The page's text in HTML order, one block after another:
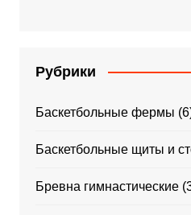
Рубрики
Баскетбольные фермы
Баскетбольные щиты и
Бревна гимнастические